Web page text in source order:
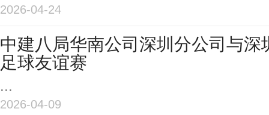
2026-04-24
中建八局华南公司深圳分公司与深
足球友谊赛
...
2026-04-09